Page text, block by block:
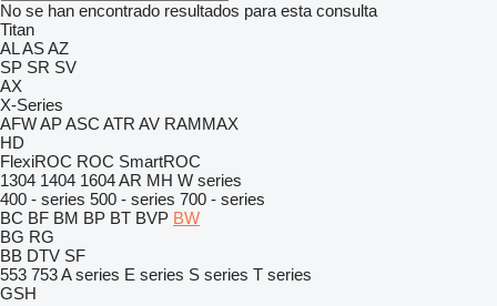
No se han encontrado resultados para esta consulta
Titan
ALASAZ
SP SR SV
AX
X-Series
AFWAPASC ATR AV RAMMAX
HD
FlexiROC ROC SmartROC
1304 1404 1604AR MH W series
400 - series 500 - series 700 - series
BC BF BM BP BT BVP BW
BG RG
BB DTV SF
553 753A series E series S series T series
GSH